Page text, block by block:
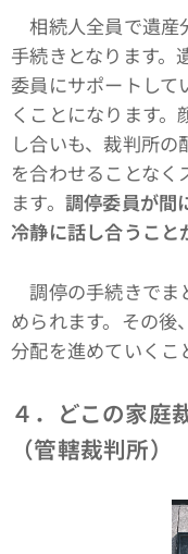
相続人全員で遺産
手続きとなります。
委員にサポートして
くことになります
し合いも、裁判所
を合わせることなく
ます。 調停委員が間
冷静に話し合うこと
調停の手続きでま
められます。その後
分配を進めていくこ
４．どこの家庭
（管轄裁判所）